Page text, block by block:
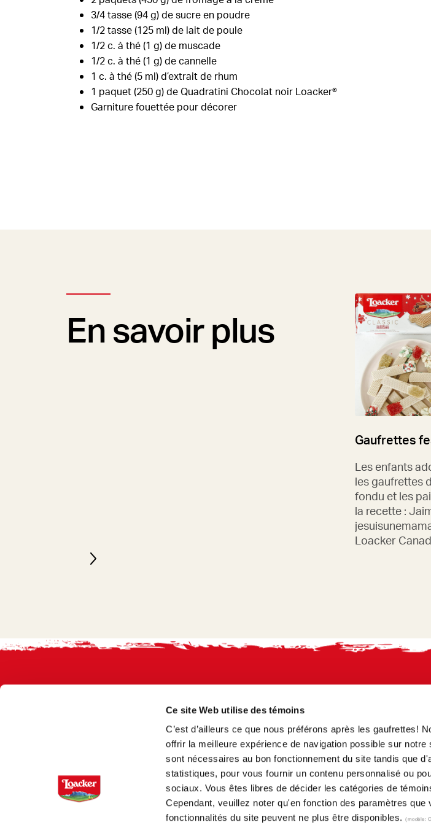
Ce site Web utilise des témoins
C’est d’ailleurs ce que nous préférons après les gaufrettes!
offrir la meilleure expérience de navigation possible sur
sont nécessaires au bon fonctionnement du site tandis que
statistiques, pour vous fournir un contenu personnalisé ou
sociaux. Vous êtes libres de décider les catégories de
Cependant, veuillez noter qu'en fonction des paramètres
fonctionnalités du site peuvent ne plus être disponibles.(modèle:
3/4 tasse (94 g) de sucre en poudre
1/2 tasse (125 ml) de lait de poule
1/2 c. à thé (1 g) de muscade
1/2 c. à thé (1 g) de cannelle
1 c. à thé (5 ml) d’extrait de rhum
1 paquet (250 g) de Quadratini Chocolat noir Loacker®
Garniture fouettée pour décorer
En savoir plus
Gaufrettes
Les enfants
les gaufrettes
fondu et les
la recette :
Loacker
Footer
QUESTIONS FRÉQUEMMENT POSÉES CONTACT US